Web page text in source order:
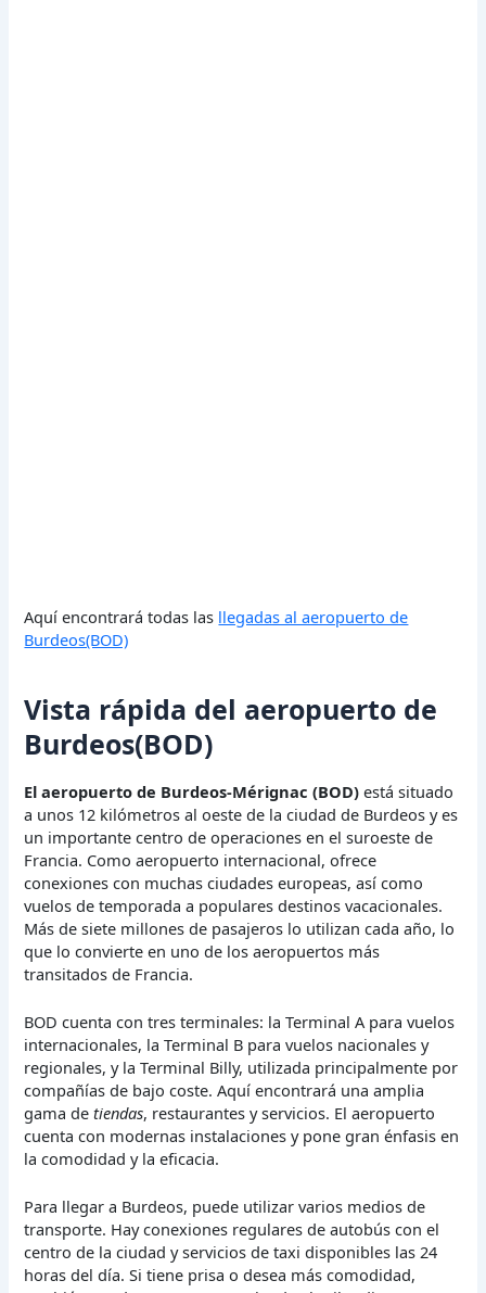
Aquí encontrará todas las llegadas al aeropuerto de
Burdeos(BOD)
Vista rápida del aeropuerto de
Burdeos(BOD)
El aeropuerto de Burdeos-Mérignac (BOD) está situado
a unos 12 kilómetros al oeste de la ciudad de Burdeos y es
un importante centro de operaciones en el suroeste de
Francia. Como aeropuerto internacional, ofrece
conexiones con muchas ciudades europeas, así como
vuelos de temporada a populares destinos vacacionales.
Más de siete millones de pasajeros lo utilizan cada año, lo
que lo convierte en uno de los aeropuertos más
transitados de Francia.
BOD cuenta con tres terminales: la Terminal A para vuelos
internacionales, la Terminal B para vuelos nacionales y
regionales, y la Terminal Billy, utilizada principalmente por
compañías de bajo coste. Aquí encontrará una amplia
gama detiendas, restaurantes y servicios. El aeropuerto
cuenta con modernas instalaciones y pone gran énfasis en
la comodidad y la eficacia.
Para llegar a Burdeos, puede utilizar varios medios de
transporte. Hay conexiones regulares de autobús con el
centro de la ciudad y servicios de taxi disponibles las 24
horas del día. Si tiene prisa o desea más comodidad,